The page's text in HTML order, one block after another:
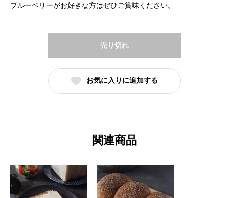
ブルーベリーがお好きな方はぜひご賞味ください。
売り切れ
お気に入りに追加する
関連商品